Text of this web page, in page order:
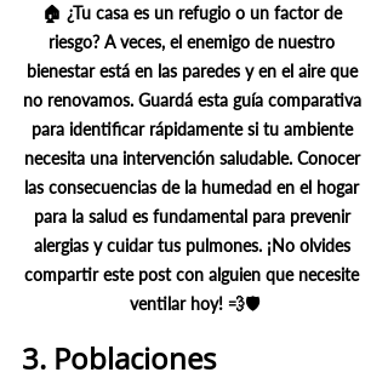
🏠 ¿Tu casa es un refugio o un factor de
riesgo? A veces, el enemigo de nuestro
bienestar está en las paredes y en el aire que
no renovamos. Guardá esta guía comparativa
para identificar rápidamente si tu ambiente
necesita una intervención saludable. Conocer
las consecuencias de la humedad en el hogar
para la salud es fundamental para prevenir
alergias y cuidar tus pulmones. ¡No olvides
compartir este post con alguien que necesite
ventilar hoy! 💨🛡️
3. Poblaciones